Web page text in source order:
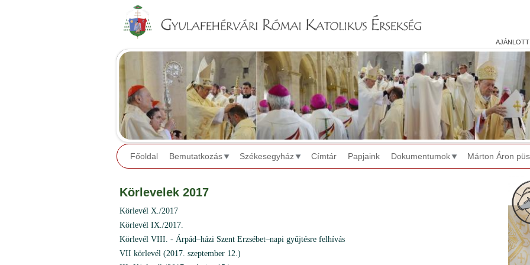
ajánlott
Főoldal Bemutatkozás Székesegyház Címtár Papjaink Dokumentumok Márton Áron
Körlevelek 2017
Körlevél X./2017
Körlevél IX./2017.
Körlevél VIII. - Árpád–házi Szent Erzsébet–napi gyűjtésre felhívás
VII körlevél (2017. szeptember 12.)